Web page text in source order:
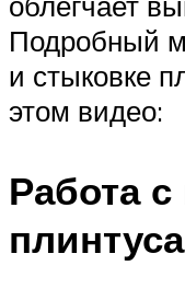
Подробный
и стыковке
этом видео:
Работа